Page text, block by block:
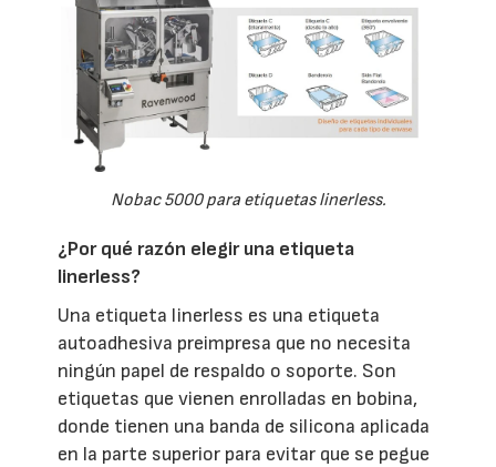
Nobac 5000 para etiquetas linerless.
¿Por qué razón elegir una etiqueta
linerless?
Una etiqueta linerless es una etiqueta
autoadhesiva preimpresa que no necesita
ningún papel de respaldo o soporte. Son
etiquetas que vienen enrolladas en bobina,
donde tienen una banda de silicona aplicada
en la parte superior para evitar que se pegue